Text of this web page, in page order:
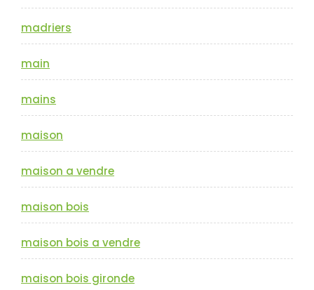
madriers
main
mains
maison
maison a vendre
maison bois
maison bois a vendre
maison bois gironde